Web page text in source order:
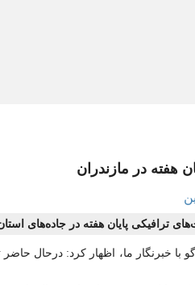
هفته در مازندران
ترافیکی پایان هفته در جاده‌های
با خبرنگار ما، اظهار کرد: درحال